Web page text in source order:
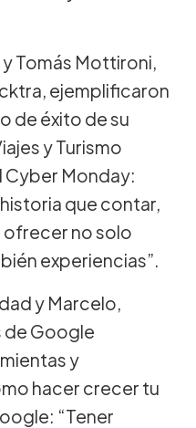
Tomás Mottironi,
ejemplificaron
de éxito de su
y Turismo
Cyber Monday:
que contar,
no solo
experiencias”.
y Marcelo,
de Google
y
hacer crecer tu
“Tener